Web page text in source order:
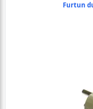
Furtun